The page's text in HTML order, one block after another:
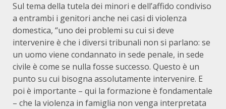
Sul tema della tutela dei minori e dell’affido condiviso
a entrambi i genitori anche nei casi di violenza
domestica, “uno dei problemi su cui si deve
intervenire è che i diversi tribunali non si parlano: se
un uomo viene condannato in sede penale, in sede
civile è come se nulla fosse successo. Questo è un
punto su cui bisogna assolutamente intervenire. E
poi è importante – qui la formazione è fondamentale
– che la violenza in famiglia non venga interpretata